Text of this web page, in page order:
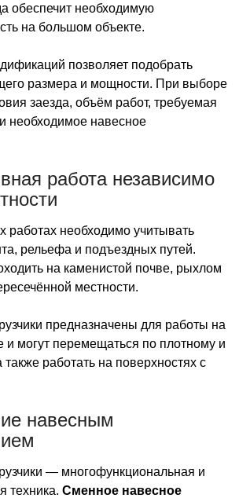
обеспечит необходимую
на большом объекте.
позволяет подобрать
размера и мощности. При выборе
заезда, объём работ, требуемая
необходимое навесное
работа независимо
работах необходимо учитывать
рельефа и подъездных путей.
на каменистой почве, рыхлом
местности.
предназначены для работы на
и могут перемещаться по плотному и
также работать на поверхностях с
навесным
— многофункциональная и
техника. Сменное навесное